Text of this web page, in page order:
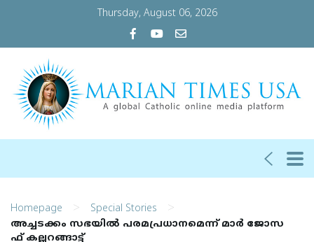
Thursday, August 06, 2026
Homepage > Special Stories >
അച്ചടക്കം സഭയില്‍ പരമപ്രധാനമെന്ന് മാ​​​​ർ ജോ​​​​സ​​​​
ഫ് ക​​​​ല്ല​​​​റ​​​​ങ്ങാ​​​​ട്ട്